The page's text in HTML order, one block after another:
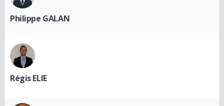
Philippe GALAN
Régis ELIE